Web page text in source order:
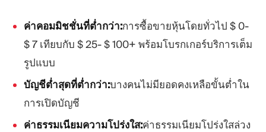
ค่าคอมมิชชั่นที่ต่ำกว่า:การซื้อขายหุ้นโดยทั่วไป $ 0-
$ 7 เทียบกับ $ 25- $ 100+ พร้อมโบรกเกอร์บริการเต็ม
รูปแบบ
บัญชีต่ำสุดที่ต่ำกว่า:บางคนไม่มียอดคงเหลือขั้นต่ำใน
การเปิดบัญชี
ค่าธรรมเนียมความโปร่งใส:ค่าธรรมเนียมโปร่งใสล่วง